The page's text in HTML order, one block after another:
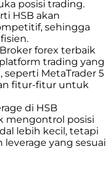
posisi trading.
HSB akan
sehingga
forex terbaik
trading yang
MetaTrader 5
fitur-fitur untuk
di HSB
mengontrol posisi
lebih kecil, tetapi
yang sesuai